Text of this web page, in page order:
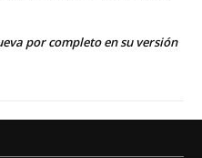
por completo en su versión